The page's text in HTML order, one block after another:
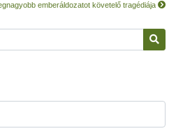
emberáldozatot követelő tragédiája